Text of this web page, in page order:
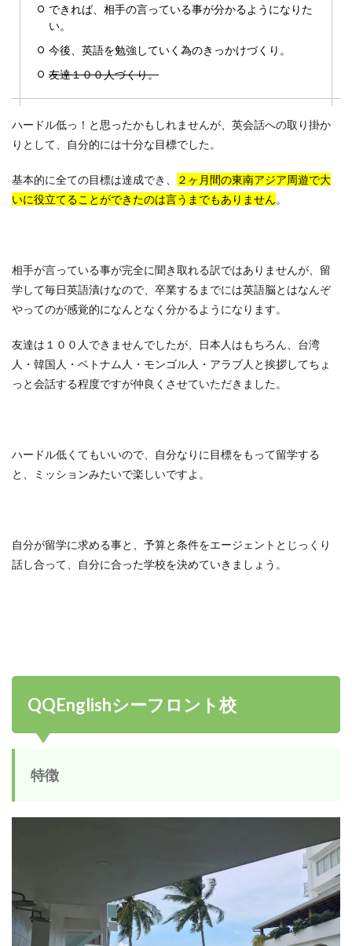
できれば、相手の言っている事が分かるようになりた
い。
今後、英語を勉強していく為のきっかけづくり。
友達１００人づくり。
ハードル低っ！と思ったかもしれませんが、英会話への取り掛か
りとして、自分的には十分な目標でした。
基本的に全ての目標は達成でき、
２ヶ月間の東南アジア周遊で大
いに役立てることができたのは言うまでもありません。
相手が言っている事が完全に聞き取れる訳ではありませんが、留
学して毎日英語漬けなので、卒業するまでには英語脳とはなんぞ
やってのが感覚的になんとなく分かるようになります。
友達は１００人できませんでしたが、日本人はもちろん、台湾
人・韓国人・ベトナム人・モンゴル人・アラブ人と挨拶してちょ
っと会話する程度ですが仲良くさせていただきました。
ハードル低くてもいいので、自分なりに目標をもって留学する
と、ミッションみたいで楽しいですよ。
自分が留学に求める事と、予算と条件をエージェントとじっくり
話し合って、自分に合った学校を決めていきましょう。
QQEnglishシーフロント校
特徴